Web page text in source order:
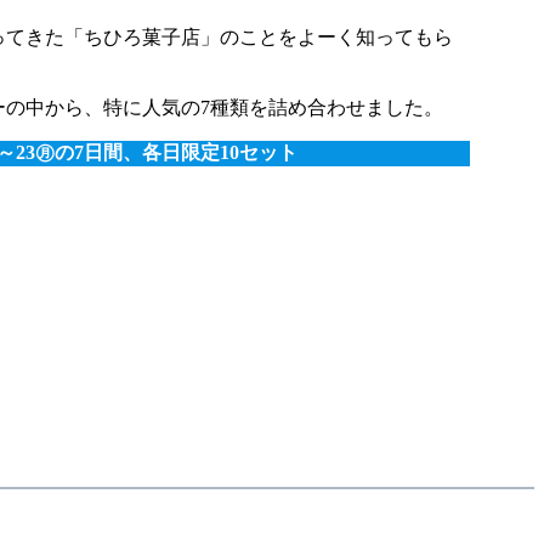
きた「ちひろ菓子店」のことをよーく知ってもら
中から、特に人気の7種類を詰め合わせました。
23㊊の7日間、各日限定10セット